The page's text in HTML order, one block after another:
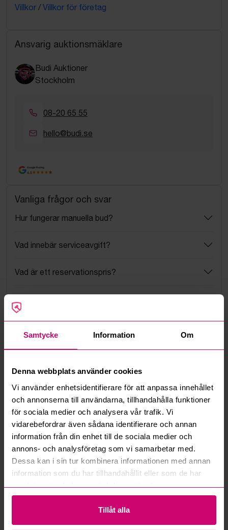
Samtycke Information Om
Denna webbplats använder cookies
Vi använder enhetsidentifierare för att anpassa innehållet
och annonserna till användarna, tillhandahålla funktioner
för sociala medier och analysera vår trafik. Vi
vidarebefordrar även sådana identifierare och annan
information från din enhet till de sociala medier och
annons- och analysföretag som vi samarbetar med.
Dessa kan i sin tur kombinera informationen med annan
information som du har tillhandahållit eller som de har
samlat in när du har använt deras tjänster.
Tillåt alla
Villkor / Villkor för företag
Ansvarig auktionsmäklare
Budi Auktioner
Stockholm
08-20 65 55
hello@budi.se
Google Rating
4.5
Vanliga frågor och svar
Hur fungerar manuella bud?
Vad innebär serviceavgift?
Vad är ett reservationspris?
Kan jag ångra ett bud?
Läs fler frågor och svar
Mer från samma kategori